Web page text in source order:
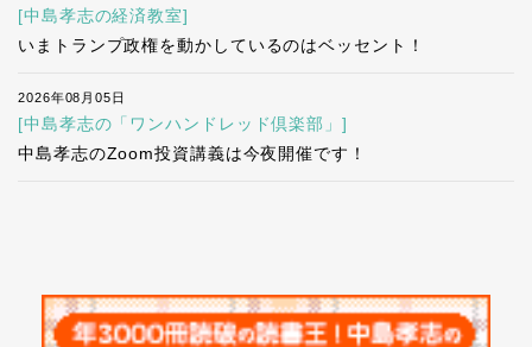
[中島孝志の経済教室]
いまトランプ政権を動かしているのはベッセント！
2026年08月05日
[中島孝志の「ワンハンドレッド倶楽部」]
中島孝志のZoom投資講義は今夜開催です！